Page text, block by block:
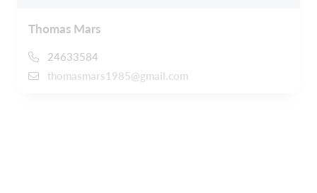
Thomas Mars
24633584
thomasmars1985@gmail.com